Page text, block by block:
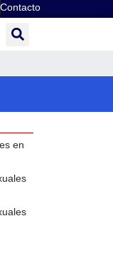
Contacto
en